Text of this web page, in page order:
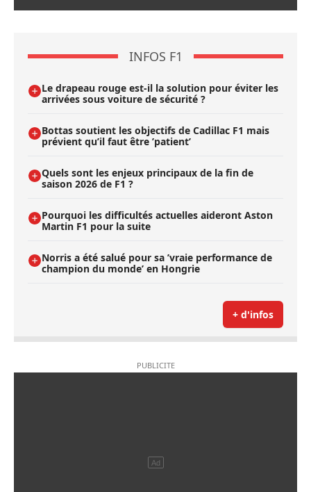
INFOS F1
Le drapeau rouge est-il la solution pour éviter les
arrivées sous voiture de sécurité ?
Bottas soutient les objectifs de Cadillac F1 mais
prévient qu’il faut être ’patient’
Quels sont les enjeux principaux de la fin de
saison 2026 de F1 ?
Pourquoi les difficultés actuelles aideront Aston
Martin F1 pour la suite
Norris a été salué pour sa ’vraie performance de
champion du monde’ en Hongrie
+ d'infos